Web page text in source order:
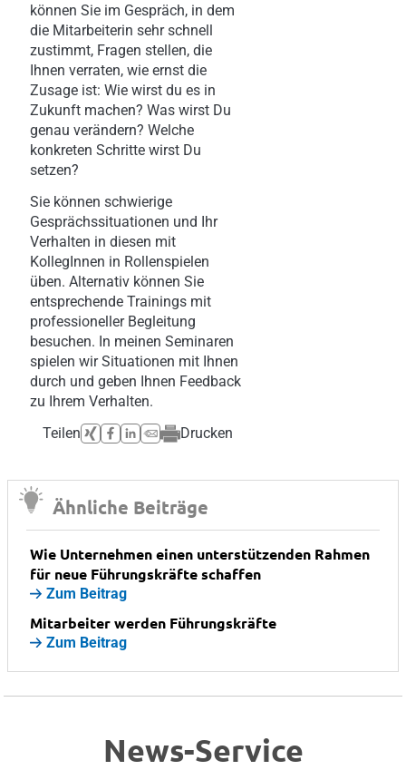
können Sie im Gespräch, in dem
die Mitarbeiterin sehr schnell
zustimmt, Fragen stellen, die
Ihnen verraten, wie ernst die
Zusage ist: Wie wirst du es in
Zukunft machen? Was wirst Du
genau verändern? Welche
konkreten Schritte wirst Du
setzen?
Sie können schwierige
Gesprächssituationen und Ihr
Verhalten in diesen mit
KollegInnen in Rollenspielen
üben. Alternativ können Sie
entsprechende Trainings mit
professioneller Begleitung
besuchen. In meinen Seminaren
spielen wir Situationen mit Ihnen
durch und geben Ihnen Feedback
zu Ihrem Verhalten.
Teilen
Drucken
Ähnliche Beiträge
Wie Unternehmen einen unterstützenden Rahmen
für neue Führungskräfte schaffen
Zum Beitrag
Mitarbeiter werden Führungskräfte
Zum Beitrag
News-Service